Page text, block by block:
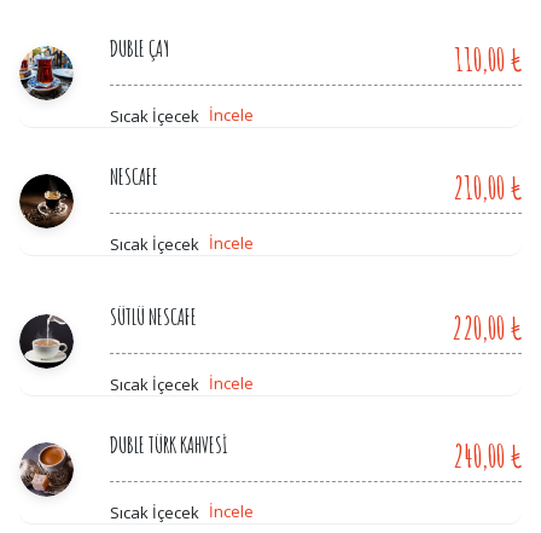
DUBLE ÇAY 110,00 ₺
Sıcak İçecek İncele
NESCAFE 210,00 ₺
Sıcak İçecek İncele
SÜTLÜ NESCAFE 220,00 ₺
Sıcak İçecek İncele
DUBLE TÜRK KAHVESİ 240,00 ₺
Sıcak İçecek İncele